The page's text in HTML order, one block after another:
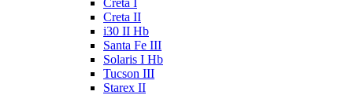
Creta I
Creta II
i30 II Hb
Santa Fe III
Solaris I Hb
Tucson III
Starex II